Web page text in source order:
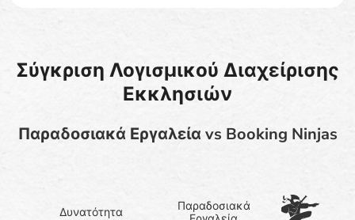
Σύγκριση Λογισμικού Διαχείρισης
Εκκλησιών
Παραδοσιακά Εργαλεία vs Booking Ninjas
Δυνατότητα
Παραδοσιακά